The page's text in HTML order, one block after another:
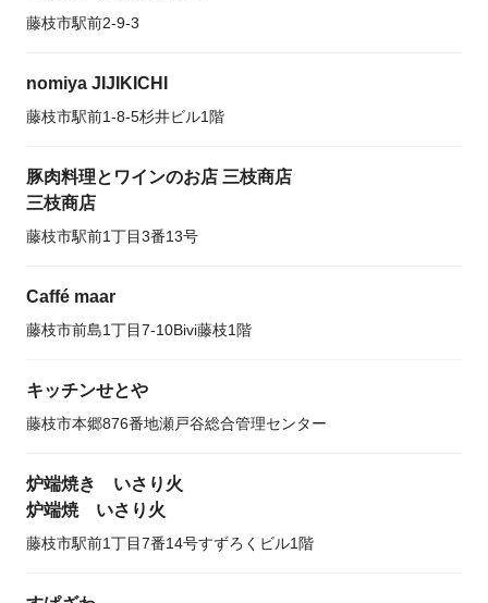
藤枝市駅前2-9-3
nomiya JIJIKICHI
藤枝市駅前1-8-5杉井ビル1階
豚肉料理とワインのお店 三枝商店
三枝商店
藤枝市駅前1丁目3番13号
Caffé maar
藤枝市前島1丁目7-10Bivi藤枝1階
キッチンせとや
藤枝市本郷876番地瀬戸谷総合管理センター
炉端焼き いさり火
炉端焼 いさり火
藤枝市駅前1丁目7番14号すずろくビル1階